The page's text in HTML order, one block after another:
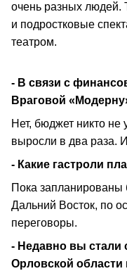
очень разных людей.
и подростковые
театром.
- В связи с
Враговой
Нет, бюджет никто
выросли в два раза.
- Какие гастроли
Пока запланированы
Дальний Восток, по
переговоры.
- Недавно вы стали
Орловской области